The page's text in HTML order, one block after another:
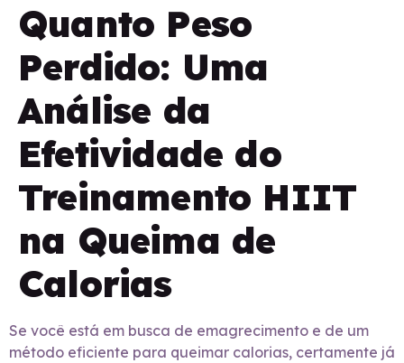
Quanto Peso
Perdido: Uma
Análise da
Efetividade do
Treinamento HIIT
na Queima de
Calorias
Se você está em busca de emagrecimento e de um
método eficiente para queimar calorias, certamente já